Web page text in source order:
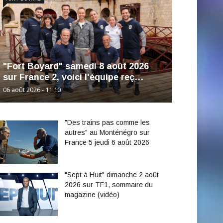
"Fort Boyard" samedi 8 août 2026
sur France 2, voici l'équipe reç…
06 août 2026 - 11:10
"Des trains pas comme les
autres" au Monténégro sur
France 5 jeudi 6 août 2026
"Sept à Huit" dimanche 2 août
2026 sur TF1, sommaire du
magazine (vidéo)